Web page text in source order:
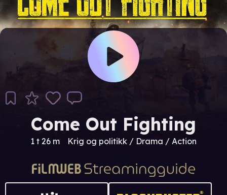
Come Out Fighting
1 t 26 m Krig og politikk / Drama / Action